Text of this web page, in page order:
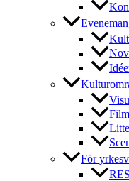
Film
För